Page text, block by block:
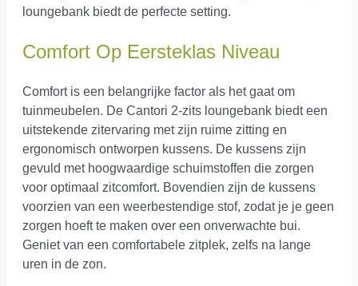
loungebank biedt de perfecte setting.
Comfort Op Eersteklas Niveau
Comfort is een belangrijke factor als het gaat om
tuinmeubelen. De Cantori 2-zits loungebank biedt een
uitstekende zitervaring met zijn ruime zitting en
ergonomisch ontworpen kussens. De kussens zijn
gevuld met hoogwaardige schuimstoffen die zorgen
voor optimaal zitcomfort. Bovendien zijn de kussens
voorzien van een weerbestendige stof, zodat je je geen
zorgen hoeft te maken over een onverwachte bui.
Geniet van een comfortabele zitplek, zelfs na lange
uren in de zon.